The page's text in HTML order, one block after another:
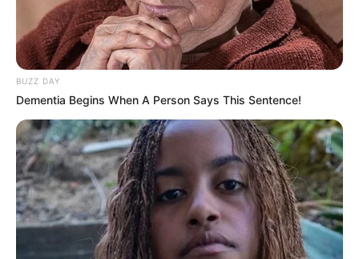
BUZZ DAY
Dementia Begins When A Person Says This Sentence!